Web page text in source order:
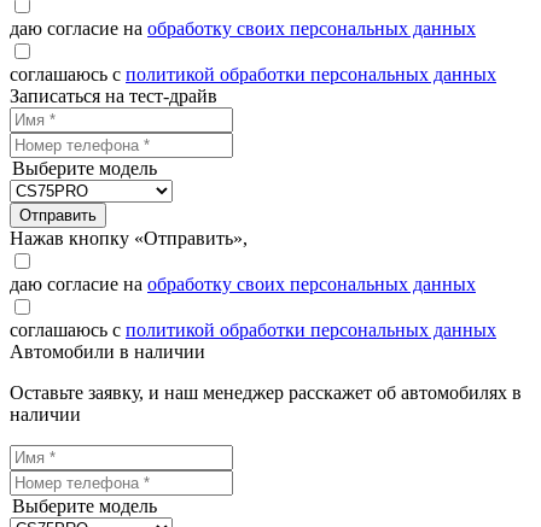
даю согласие на обработку своих персональных данных
соглашаюсь с политикой обработки персональных данных
Записаться на тест-драйв
Выберите модель
Отправить
Нажав кнопку «Отправить»,
даю согласие на обработку своих персональных данных
соглашаюсь с политикой обработки персональных данных
Автомобили в наличии
Оставьте заявку, и наш менеджер расскажет об автомобилях в
наличии
Выберите модель